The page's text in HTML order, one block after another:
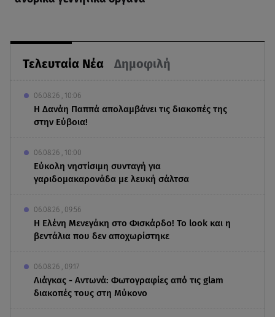
Τελευταία Νέα Δημοφιλή
06.08.26 , 10:06
Η Δανάη Παππά απολαμβάνει τις διακοπές της
στην Εύβοια!
06.08.26 , 10:00
Eύκολη νηστίσιμη συνταγή για
γαριδομακαρονάδα με λευκή σάλτσα
06.08.26 , 09:56
Η Ελένη Μενεγάκη στο Φισκάρδο! Το look και η
βεντάλια που δεν αποχωρίστηκε
06.08.26 , 09:17
Λιάγκας - Αντωνά: Φωτογραφίες από τις glam
διακοπές τους στη Μύκονο